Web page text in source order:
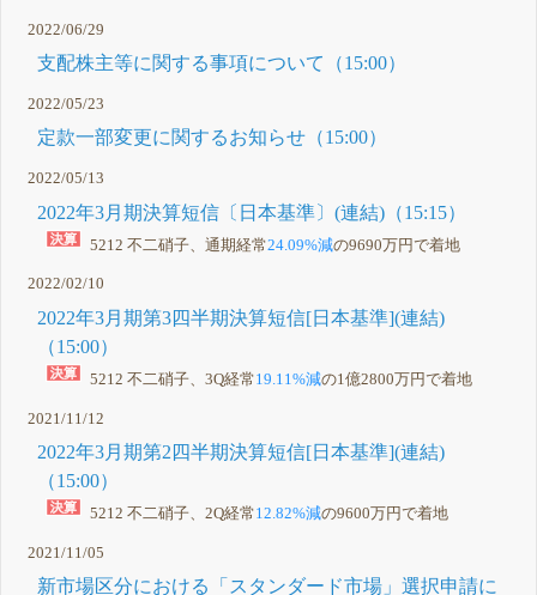
2022/06/29
支配株主等に関する事項について（15:00）
2022/05/23
定款一部変更に関するお知らせ（15:00）
2022/05/13
2022年3月期決算短信〔日本基準〕(連結)（15:15）
5212 不二硝子、通期経常24.09%減の9690万円で着地
2022/02/10
2022年3月期第3四半期決算短信[日本基準](連結)
（15:00）
5212 不二硝子、3Q経常19.11%減の1億2800万円で着地
2021/11/12
2022年3月期第2四半期決算短信[日本基準](連結)
（15:00）
5212 不二硝子、2Q経常12.82%減の9600万円で着地
2021/11/05
新市場区分における「スタンダード市場」選択申請に